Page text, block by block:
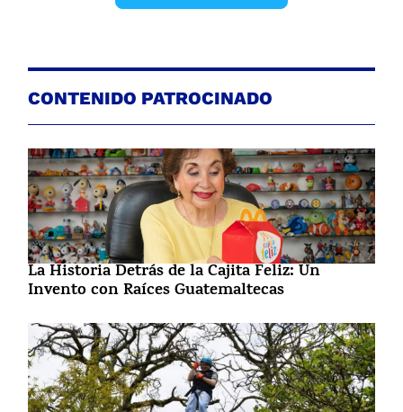
CONTENIDO PATROCINADO
La Historia Detrás de la Cajita Feliz: Un
Invento con Raíces Guatemaltecas